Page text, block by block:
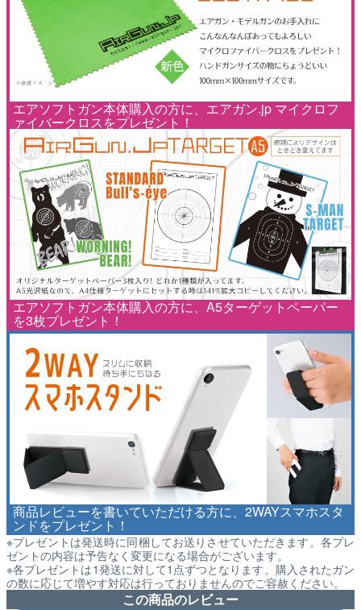
エアソフトガン本体購入の方に、エアガン.jp マイクロフ
ァイバークロスをプレゼント！
エアソフトガン本体購入の方に、A5ターゲットペーパー
を3枚プレゼント！
商品レビューを書いていただける方に、2WAYスマホスタ
ンドをプレゼント！
※プレゼントは発送時に同梱してお送りさせていただきます。各プレ
ゼントの内容は予告なく変更になる場合がございます。
※各プレゼントは1発送に対して1点ずつとなります。購入されたガン
の数に応じて増やす対応は行っておりませんのでご容赦ください。
この商品のレビュー